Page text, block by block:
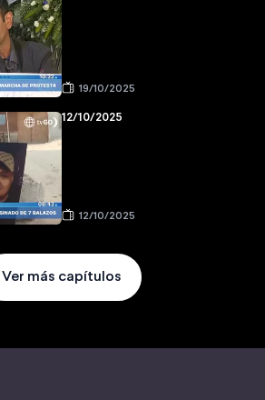
19/10/2025
12/10/2025
12/10/2025
Ver más capítulos